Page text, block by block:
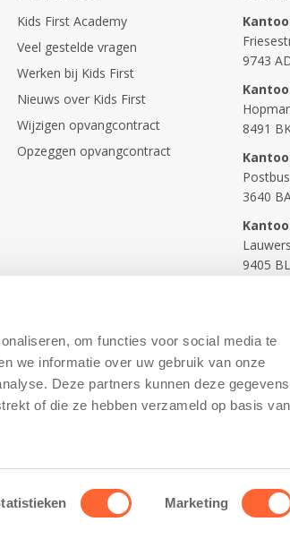
om functies voor social media te
we informatie over uw gebruik van onze
Deze partners kunnen deze gegevens
of die ze hebben verzameld op basis van
Marketing
Kids First Academy
Veel gestelde vragen
Werken bij Kids First
Nieuws over Kids First
Wijzigen opvangcontract
Opzeggen opvangcontract
9743
8491
3640
9405